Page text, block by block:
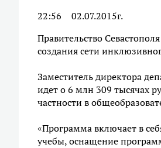
22:56
02.07.2015г.
Правительство
создания сети
Заместитель директора
идет о 6 млн 309 тысячах
частности в
«Программа включает в
учебы, оснащение